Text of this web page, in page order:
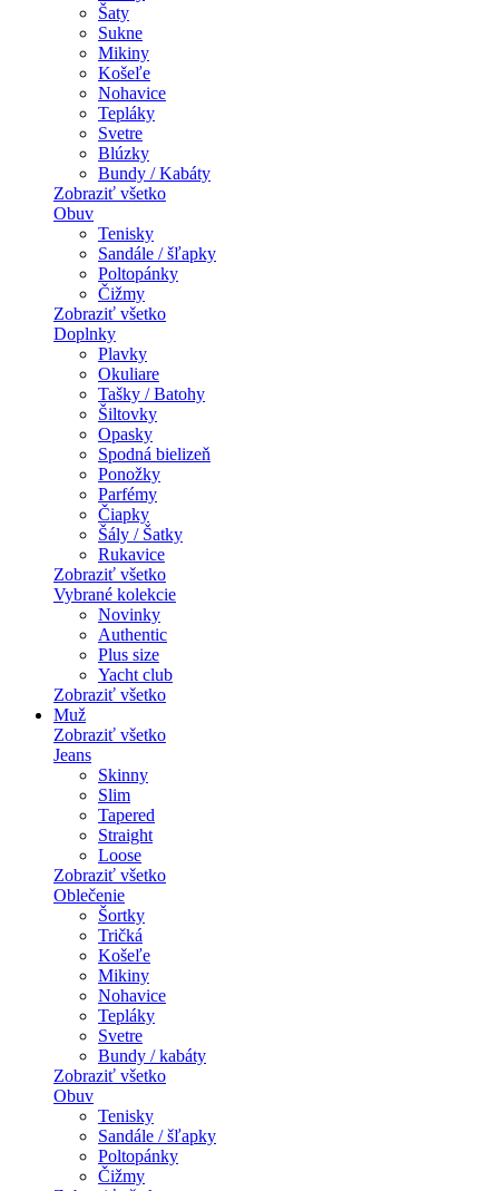
Šaty
Sukne
Mikiny
Košeľe
Nohavice
Tepláky
Svetre
Blúzky
Bundy / Kabáty
Zobraziť všetko
Obuv
Tenisky
Sandále / šľapky
Poltopánky
Čižmy
Zobraziť všetko
Doplnky
Plavky
Okuliare
Tašky / Batohy
Šiltovky
Opasky
Spodná bielizeň
Ponožky
Parfémy
Čiapky
Šály / Šatky
Rukavice
Zobraziť všetko
Vybrané kolekcie
Novinky
Authentic
Plus size
Yacht club
Zobraziť všetko
Muž
Zobraziť všetko
Jeans
Skinny
Slim
Tapered
Straight
Loose
Zobraziť všetko
Oblečenie
Šortky
Tričká
Košeľe
Mikiny
Nohavice
Tepláky
Svetre
Bundy / kabáty
Zobraziť všetko
Obuv
Tenisky
Sandále / šľapky
Poltopánky
Čižmy